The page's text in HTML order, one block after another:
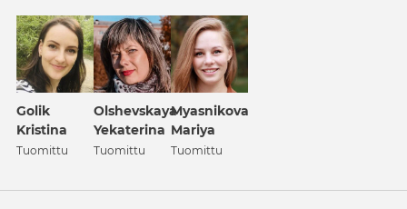
Golik
Kristina
Tuomittu
Olshevskaya
Yekaterina
Tuomittu
Myasnikova
Mariya
Tuomittu